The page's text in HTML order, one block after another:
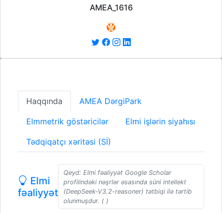
AMEA_1616
Haqqında AMEA DərgiPark
Elmmetrik göstəricilər Elmi işlərin siyahısı
Tədqiqatçı xəritəsi (Sİ)
Elmi
fəaliyyət
Qeyd: Elmi fəaliyyət Google Scholar
profilindəki nəşrlər əsasında süni intellekt
(DeepSeek-V3.2-reasoner) tətbiqi ilə tərtib
olunmuşdur. ( )